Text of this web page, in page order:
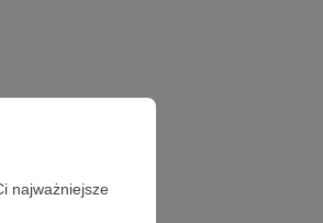
najważniejsze